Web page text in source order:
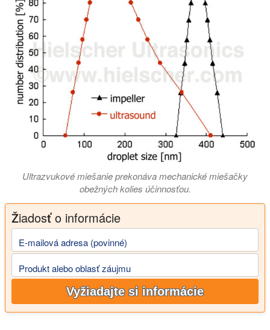
Ultrazvukové miešanie prekonáva mechanické miešačky
obežných kolies účinnosťou.
Žiadosť o informácie
E-mailová adresa (povinné)
Produkt alebo oblasť záujmu
Vyžiadajte si informácie